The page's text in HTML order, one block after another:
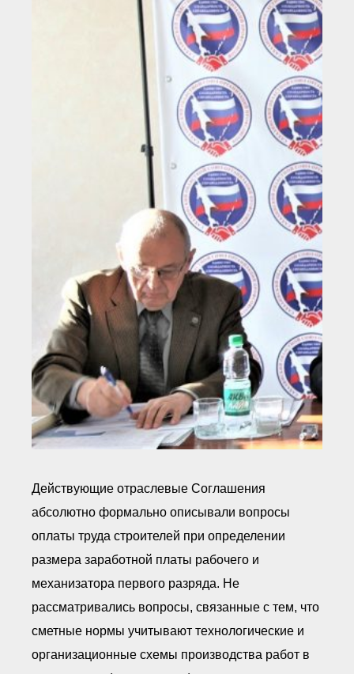
Действующие отраслевые Соглашения
абсолютно формально описывали вопросы
оплаты труда строителей при определении
размера заработной платы рабочего и
механизатора первого разряда. Не
рассматривались вопросы, связанные с тем, что
сметные нормы учитывают технологические и
организационные схемы производства работ в